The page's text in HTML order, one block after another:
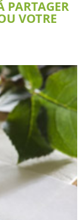
PARTAGER
VOTRE